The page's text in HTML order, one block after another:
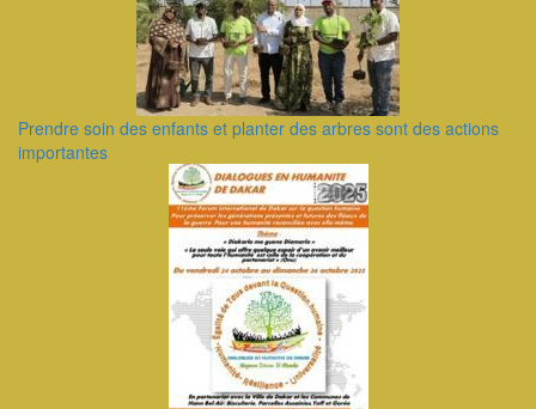
Prendre soin des enfants et planter des arbres sont des actions
importantes